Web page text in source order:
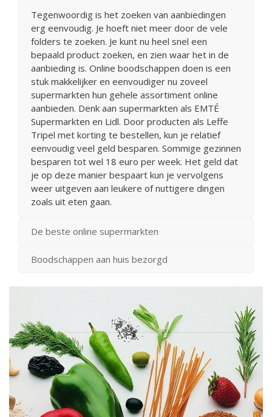
Tegenwoordig is het zoeken van aanbiedingen
erg eenvoudig. Je hoeft niet meer door de vele
folders te zoeken. Je kunt nu heel snel een
bepaald product zoeken, en zien waar het in de
aanbieding is. Online boodschappen doen is een
stuk makkelijker en eenvoudiger nu zoveel
supermarkten hun gehele assortiment online
aanbieden. Denk aan supermarkten als EMTÉ
Supermarkten en Lidl. Door producten als Leffe
Tripel met korting te bestellen, kun je relatief
eenvoudig veel geld besparen. Sommige gezinnen
besparen tot wel 18 euro per week. Het geld dat
je op deze manier bespaart kun je vervolgens
weer uitgeven aan leukere of nuttigere dingen
zoals uit eten gaan.
De beste online supermarkten
Boodschappen aan huis bezorgd